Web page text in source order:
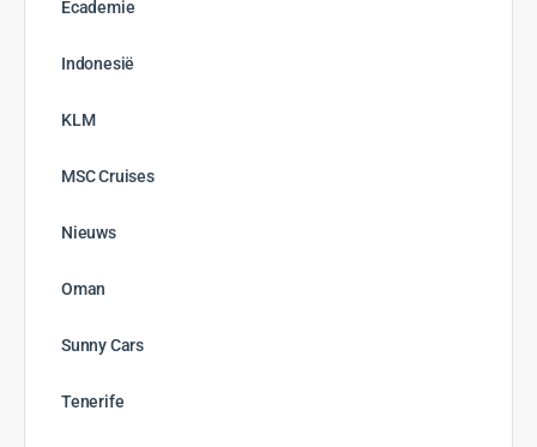
Ecademie
Indonesië
KLM
MSC Cruises
Nieuws
Oman
Sunny Cars
Tenerife